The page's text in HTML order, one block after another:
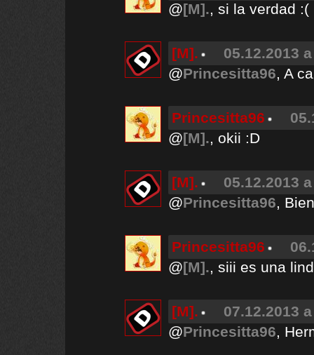
@[M]., si la verdad :(
[M].
05.12.2013
@Princesitta96, A
Princesitta96
@[M]., okii :D
[M].
05.12.2013
@Princesitta96,
Princesitta96
@[M]., siii es una
[M].
07.12.2013
@Princesitta96,